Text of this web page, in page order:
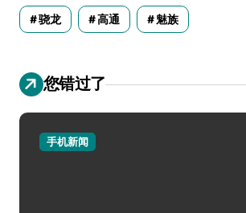
骁龙 高通 魅族
您错过了
手机新闻